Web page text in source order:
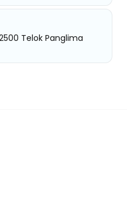
Telok Panglima